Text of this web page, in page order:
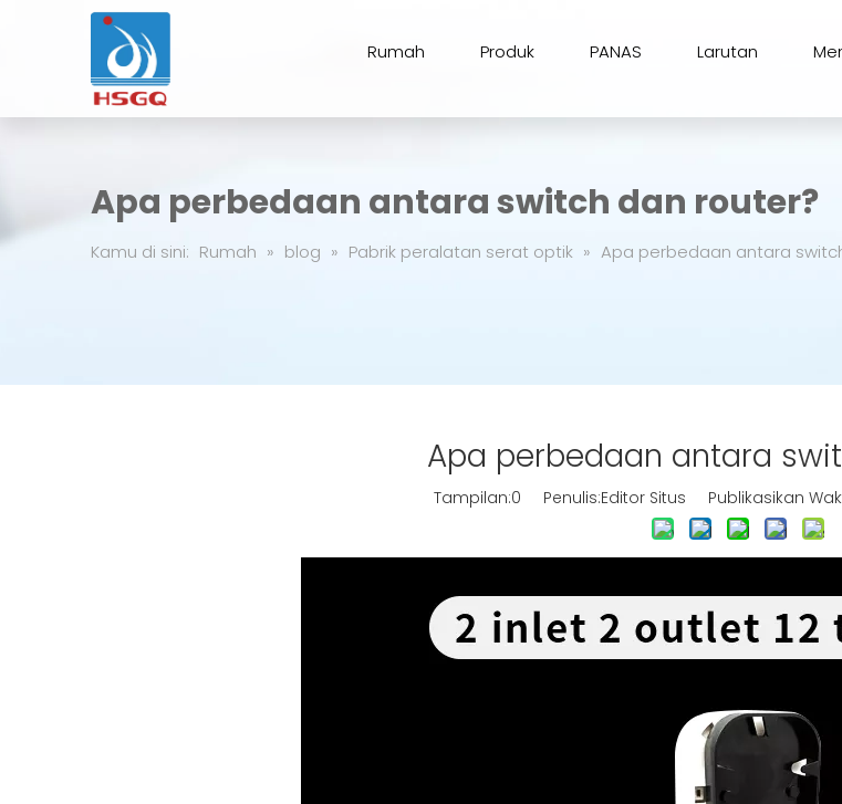
Rumah Produk PANAS Larutan
Apa perbedaan antara switch dan router?
Kamu di sini: Rumah » blog » Pabrik peralatan serat optik » Apa perbedaan antara
Apa perbedaan antara
Tampilan:0 Penulis:Editor Situs Publikasikan